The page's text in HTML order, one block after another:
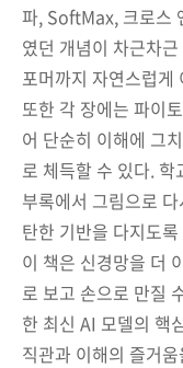
파, SoftMax, 크로스
였던 개념이 차근차
포머까지 자연스럽게
또한 각 장에는 파이
어 단순히 이해에 그
로 체득할 수 있다.
부록에서 그림으로
탄한 기반을 다지도록
이 책은 신경망을 더
로 보고 손으로 만질
한 최신 AI 모델의 핵
직관과 이해의 즐거